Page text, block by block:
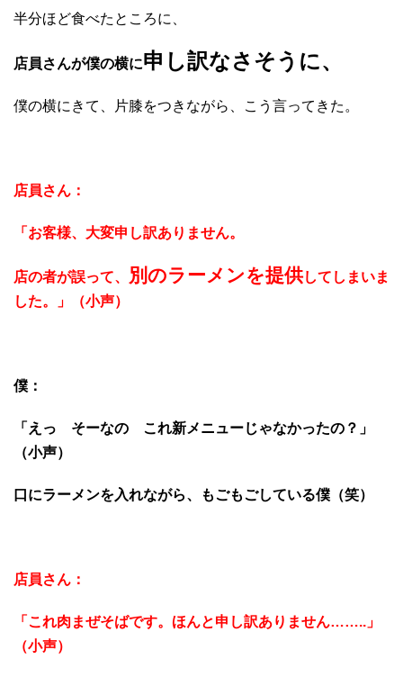
半分ほど食べたところに、
店員さんが僕の横に申し訳なさそうに、
僕の横にきて、片膝をつきながら、こう言ってきた。
店員さん：
「お客様、大変申し訳ありません。
店の者が誤って、 別のラーメンを提供してしまいま
した。」（小声）
僕：
「えっ そーなの これ新メニューじゃなかったの？」
（小声）
口にラーメンを入れながら、もごもごしている僕（笑）
店員さん：
「これ肉まぜそばです。ほんと申し訳ありません……..」
（小声）